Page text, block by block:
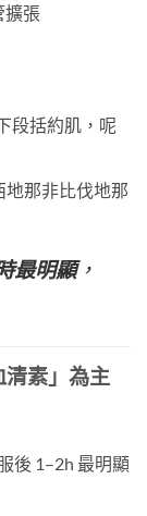
張
段括約肌，呢
地那非比伐地那
最明顯，
清素」為主
後 1–2h 最明顯